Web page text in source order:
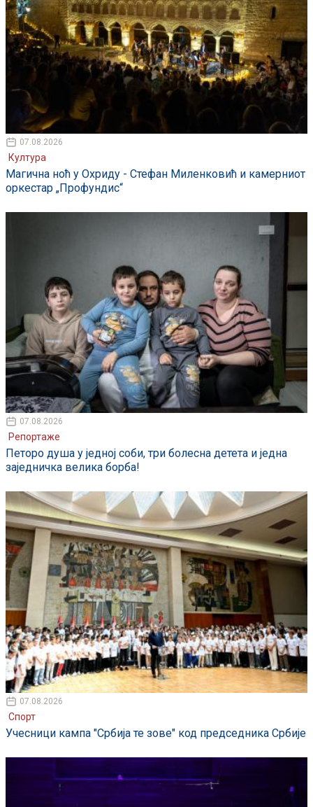
07.08.2026
Култура
Магична ноћ у Охриду - Стефан Миленковић и камерниот
оркестар „Профундис“
07.08.2026
Репортаже
Петоро душа у једној соби, три болесна детета и једна
заједничка велика борба!
07.08.2026
Спорт
Учесници кампа "Србија те зове" код председника Србије